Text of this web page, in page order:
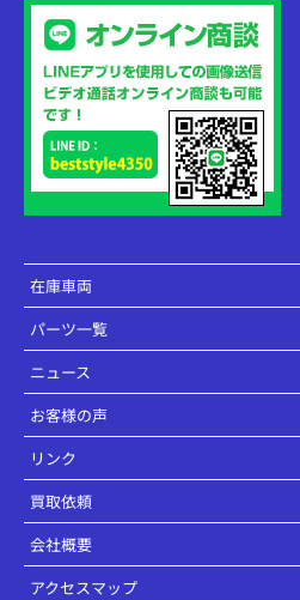
在庫車両
パーツ一覧
ニュース
お客様の声
リンク
買取依頼
会社概要
アクセスマップ